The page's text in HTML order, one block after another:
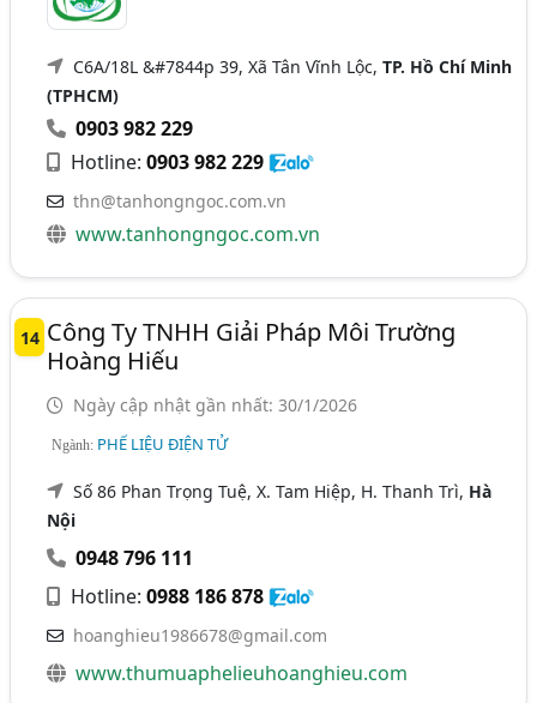
C6A/18L &#7844p 39, Xã Tân Vĩnh Lộc,TP. Hồ Chí Minh
(TPHCM)
0903 982 229
Hotline:0903 982 229
thn@tanhongngoc.com.vn
www.tanhongngoc.com.vn
14 Công Ty TNHH Giải Pháp Môi Trường
Hoàng Hiếu
Ngày cập nhật gần nhất: 30/1/2026
Ngành: PHẾ LIỆU ĐIỆN TỬ
Số 86 Phan Trọng Tuệ, X. Tam Hiệp, H. Thanh Trì, Hà
Nội
0948 796 111
Hotline:0988 186 878
hoanghieu1986678@gmail.com
www.thumuaphelieuhoanghieu.com